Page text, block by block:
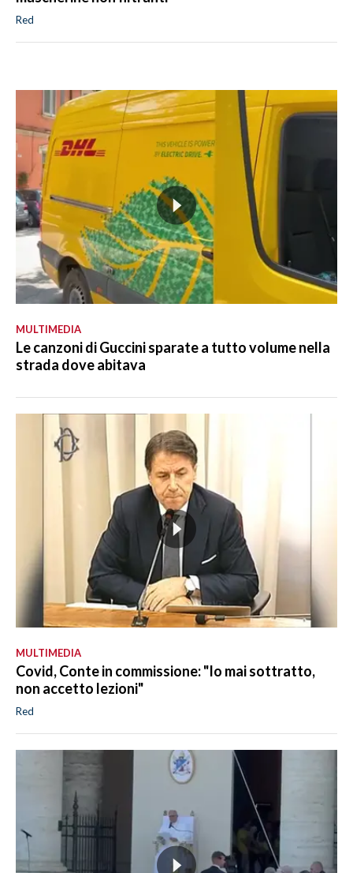
Red
MULTIMEDIA
Le canzoni di Guccini sparate a tutto volume nella
strada dove abitava
MULTIMEDIA
Covid, Conte in commissione: "Io mai sottratto,
non accetto lezioni"
Red